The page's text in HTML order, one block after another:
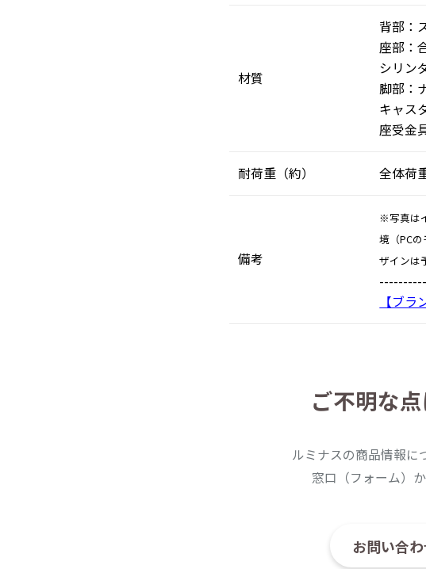
材質
背部：
座部：
シリン
脚部：
キャス
座受金
耐荷重（約） 全体荷
備考
※写真は
境（PC
ザインは
【ブ
ご不明な
ルミナスの商品情報に
窓口（フォーム）
お問い合